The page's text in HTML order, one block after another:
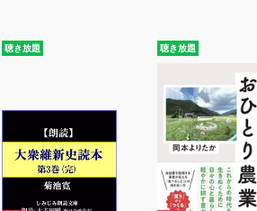
聴き放題 聴き放題